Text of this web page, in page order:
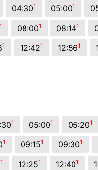
04:301 05:001
1 08:001 08:141
1 12:421 12:561
1 05:001 05:201
1 09:151 09:301
1 12:251 12:401